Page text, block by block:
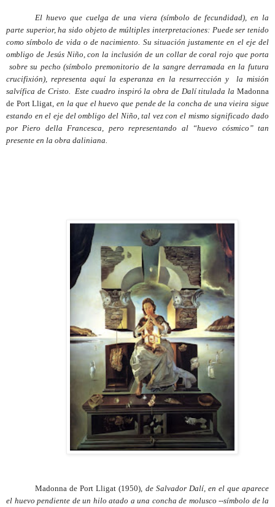
El huevo que cuelga de una viera (símbolo de fecundidad), en la
parte superior, ha sido objeto de múltiples interpretaciones: Puede ser tenido
como símbolo de vida o de nacimiento. Su situación justamente en el eje del
ombligo de Jesús Niño, con la inclusión de un collar de coral rojo que porta
sobre su pecho (símbolo premonitorio de la sangre derramada en la futura
crucifixión), representa aquí la esperanza en la resurrección y la misión
salvífica de Cristo. Este cuadro inspiró la obra de Dalí titulada la Madonna
de Port Lligat, en la que el huevo que pende de la concha de una vieira sigue
estando en el eje del ombligo del Niño, tal vez con el mismo significado dado
por Piero della Francesca, pero representando al “huevo cósmico” tan
presente en la obra daliniana.
Madonna de Port Lligat (1950), de Salvador Dalí, en el que aparece
el huevo pendiente de un hilo atado a una concha de molusco --símbolo de la